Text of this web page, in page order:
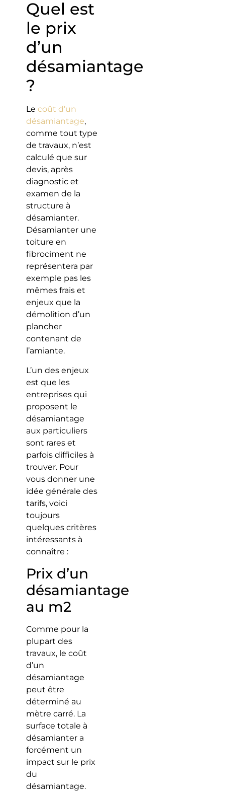
Quel est
le prix
d’un
désamiantage
?
Le coût d’un
désamiantage,
comme tout type
de travaux, n’est
calculé que sur
devis, après
diagnostic et
examen de la
structure à
désamianter.
Désamianter une
toiture en
fibrociment ne
représentera par
exemple pas les
mêmes frais et
enjeux que la
démolition d’un
plancher
contenant de
l’amiante.
L’un des enjeux
est que les
entreprises qui
proposent le
désamiantage
aux particuliers
sont rares et
parfois difficiles à
trouver. Pour
vous donner une
idée générale des
tarifs, voici
toujours
quelques critères
intéressants à
connaître :
Prix d’un
désamiantage
au m2
Comme pour la
plupart des
travaux, le coût
d’un
désamiantage
peut être
déterminé au
mètre carré. La
surface totale à
désamianter a
forcément un
impact sur le prix
du
désamiantage.